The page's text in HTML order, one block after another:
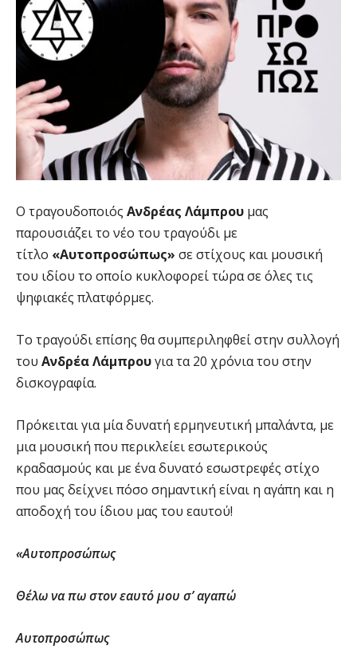
Ο τραγουδοποιός Ανδρέας Λάμπρου μας
παρουσιάζει το νέο του τραγούδι με
τίτλο «Αυτοπροσώπως» σε στίχους και μουσική
του ιδίου το οποίο κυκλοφορεί τώρα σε όλες τις
ψηφιακές πλατφόρμες.
Το τραγούδι επίσης θα συμπεριληφθεί στην συλλογή
του Ανδρέα Λάμπρουγια τα 20 χρόνια του στην
δισκογραφία.
Πρόκειται για μία δυνατή ερμηνευτική μπαλάντα, με
μια μουσική που περικλείει εσωτερικούς
κραδασμούς και με ένα δυνατό εσωστρεφές στίχο
που μας δείχνει πόσο σημαντική είναι η αγάπη και η
αποδοχή του ίδιου μας του εαυτού!
«Αυτοπροσώπως
Θέλω να πω στον εαυτό μου σ’ αγαπώ
Αυτοπροσώπως